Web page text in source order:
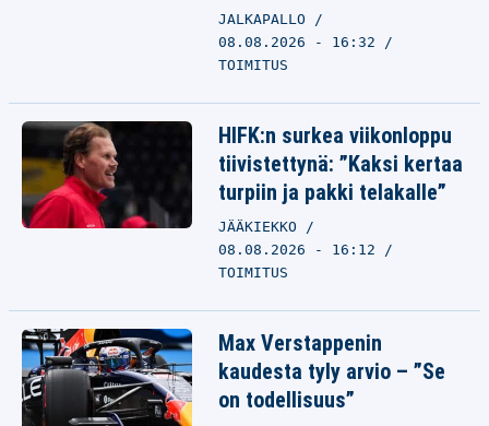
JALKAPALLO
08.08.2026 - 16:32
TOIMITUS
HIFK:n surkea viikonloppu
tiivistettynä: ”Kaksi kertaa
turpiin ja pakki telakalle”
JÄÄKIEKKO
08.08.2026 - 16:12
TOIMITUS
Max Verstappenin
kaudesta tyly arvio – ”Se
on todellisuus”